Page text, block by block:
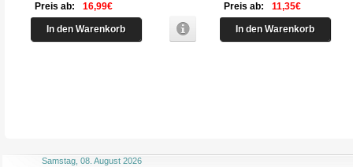
Preis ab: 16,99€
In den Warenkorb
Preis ab: 11,35€
In den Warenkorb
Samstag, 08. August 2026